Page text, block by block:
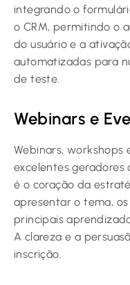
integrando o
o CRM, permitindo o
do usuário e a
automatizadas para
de teste.
Webinars e
Webinars, workshops
excelentes geradores
é o coração da
apresentar o tema,
principais
A clareza e a
inscrição.